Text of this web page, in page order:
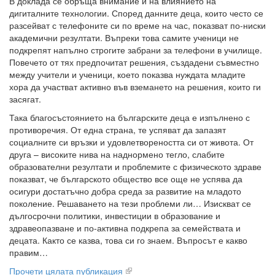
дигиталните технологии. Според данните деца, които често се
разсейват с телефоните си по време на час, показват по-ниски
академични резултати. Въпреки това самите ученици не
подкрепят напълно строгите забрани за телефони в училище.
Повечето от тях предпочитат решения, създадени съвместно
между учители и ученици, което показва нуждата младите
хора да участват активно във вземането на решения, които ги
засягат.
Така благосъстоянието на българските деца е изпълнено с
противоречия. От една страна, те успяват да запазят
социалните си връзки и удовлетвореността си от живота. От
друга – високите нива на наднормено тегло, слабите
образователни резултати и проблемите с физическото здраве
показват, че българското общество все още не успява да
осигури достатъчно добра среда за развитие на младото
поколение. Решаването на тези проблеми ли… Изискват се
дългосрочни политики, инвестиции в образование и
здравеопазване и по-активна подкрепа за семействата и
децата. Както се казва, това си го знаем. Въпросът е какво
правим…
Прочети цялата публикация